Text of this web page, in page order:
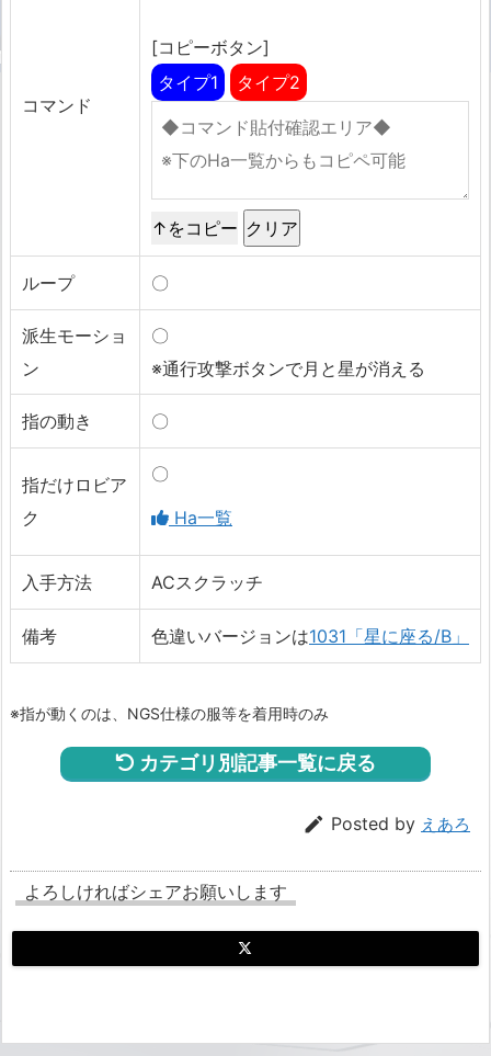
コマンド
[コピーボタン]
タイプ1
タイプ2
↑をコピー
ループ 〇
派生モーショ
ン
〇
※通行攻撃ボタンで月と星が消える
指の動き 〇
指だけロビア
ク
〇
Ha一覧
入手方法 ACスクラッチ
備考 色違いバージョンは1031「星に座る/B」
※指が動くのは、NGS仕様の服等を着用時のみ
カテゴリ別記事一覧に戻る
 Posted by えあろ
よろしければシェアお願いします